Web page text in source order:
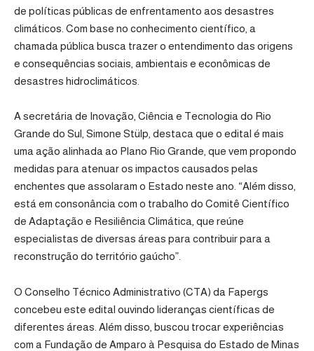
de políticas públicas de enfrentamento aos desastres
climáticos. Com base no conhecimento científico, a
chamada pública busca trazer o entendimento das origens
e consequências sociais, ambientais e econômicas de
desastres hidroclimáticos.
A secretária de Inovação, Ciência e Tecnologia do Rio
Grande do Sul, Simone Stülp, destaca que o edital é mais
uma ação alinhada ao Plano Rio Grande, que vem propondo
medidas para atenuar os impactos causados pelas
enchentes que assolaram o Estado neste ano. “Além disso,
está em consonância com o trabalho do Comitê Científico
de Adaptação e Resiliência Climática, que reúne
especialistas de diversas áreas para contribuir para a
reconstrução do território gaúcho”.
O Conselho Técnico Administrativo (CTA) da Fapergs
concebeu este edital ouvindo lideranças científicas de
diferentes áreas. Além disso, buscou trocar experiências
com a Fundação de Amparo à Pesquisa do Estado de Minas